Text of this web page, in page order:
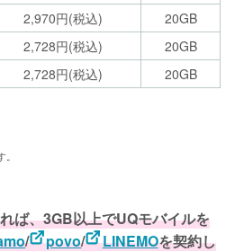
2,970円(税込)
20GB
2,728円(税込)
20GB
2,728円(税込) 20GB
ば、3GB以上でUQモバイルを
/ povo/ LINEMOを契約し